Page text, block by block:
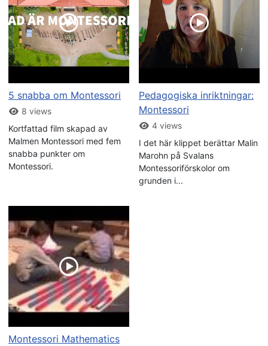
5 snabba om Montessori
8 views
Kortfattad film skapad av
Malmen Montessori med fem
snabba punkter om
Montessori.
Pedagogiska inriktningar:
Montessori
4 views
I det här klippet berättar Malin
Marohn på Svalans
Montessoriförskolor om
grunden i...
Montessori Mathematics